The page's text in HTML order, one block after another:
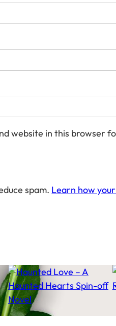
website in this browser
spam. Learn how